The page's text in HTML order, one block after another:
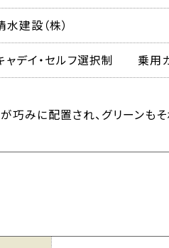
水建設（株）
ャデイ・セルフ選択制 乗用
巧みに配置され、グリーンも